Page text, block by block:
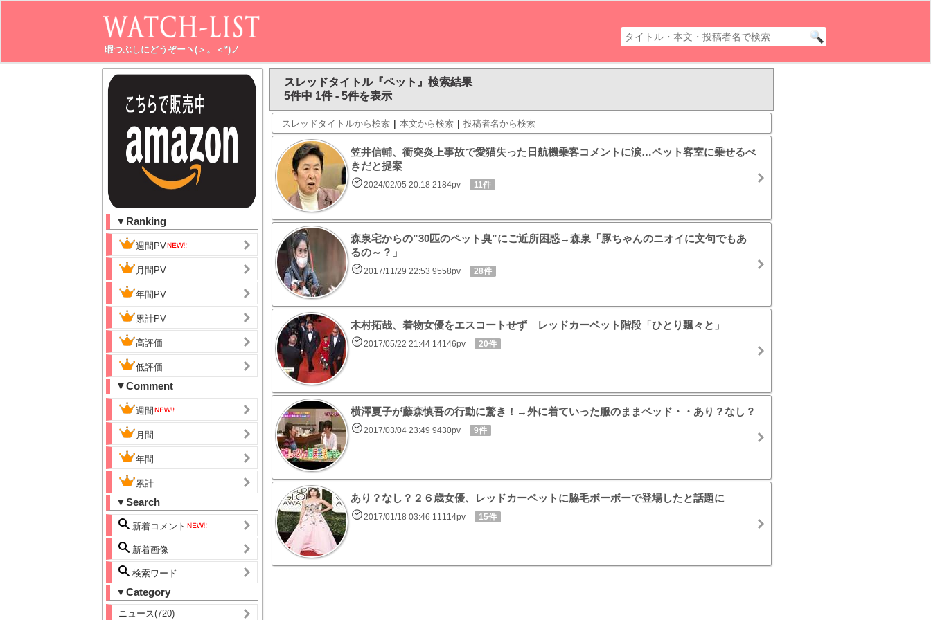
暇つぶしにどうぞーヽ(＞。＜*)ノ
▼Ranking
週間PV
月間PV
年間PV
累計PV
高評価
低評価
▼Comment
週間
月間
年間
累計
▼Search
新着コメント
新着画像
検索ワード
▼Category
ニュース(720)
スレッドタイトル『ペット』検索結果
5件中 1件 - 5件を表示
スレッドタイトルから検索 | 本文から検索 | 投稿者名から検索
笠井信輔、衝突炎上事故で愛猫失った日航機乗客コメントに涙…ペット客室に乗せるべ
きだと提案
2024/02/05 20:18 2184pv 11件
森泉宅からの”30匹のペット臭”にご近所困惑→森泉「豚ちゃんのニオイに文句でもあ
るの～？」
2017/11/29 22:53 9558pv 28件
木村拓哉、着物女優をエスコートせず レッドカーペット階段「ひとり飄々と」
2017/05/22 21:44 14146pv 20件
横澤夏子が藤森慎吾の行動に驚き！→外に着ていった服のままベッド・・あり？なし？
2017/03/04 23:49 9430pv 9件
あり？なし？２６歳女優、レッドカーペットに脇毛ボーボーで登場したと話題に
2017/01/18 03:46 11114pv 15件